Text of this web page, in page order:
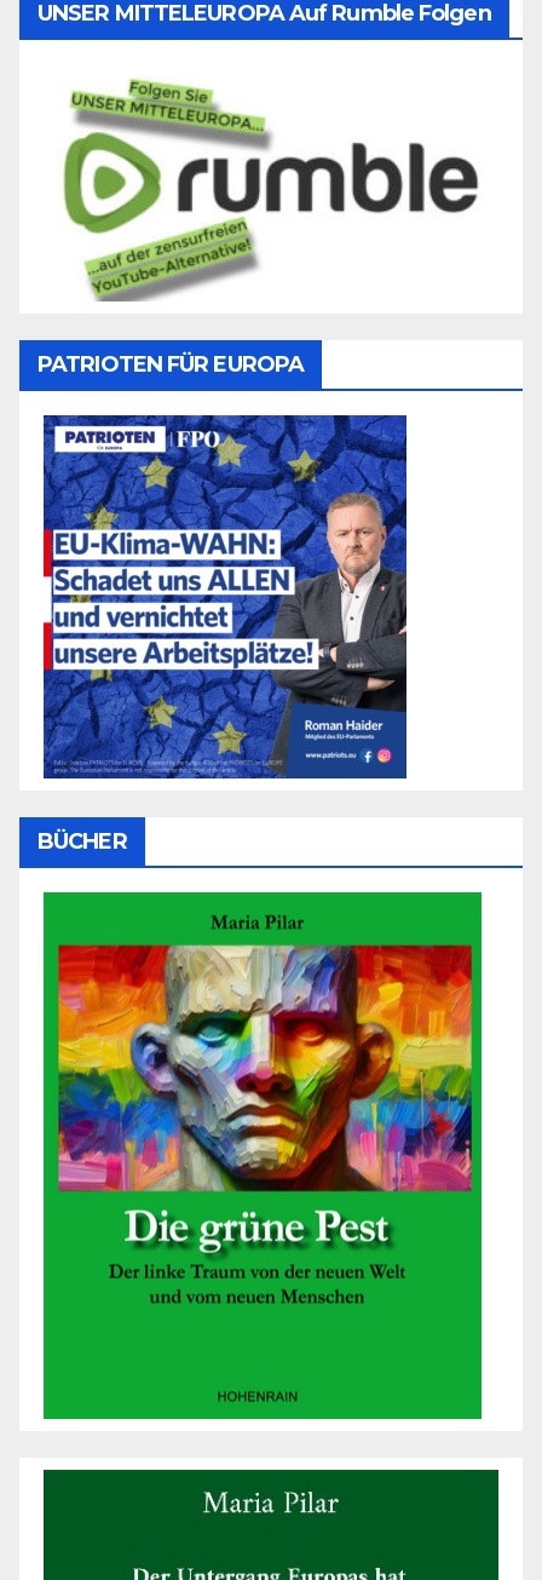
UNSER MITTELEUROPA Auf Rumble Folgen
PATRIOTEN FÜR EUROPA
BÜCHER